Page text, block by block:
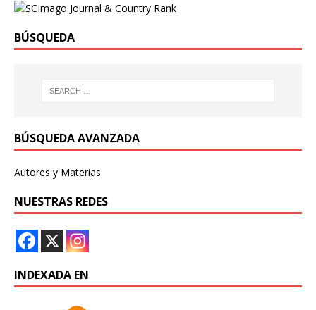
BÚSQUEDA
BÚSQUEDA AVANZADA
Autores y Materias
NUESTRAS REDES
INDEXADA EN